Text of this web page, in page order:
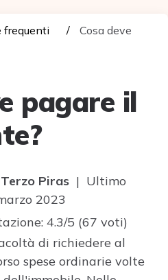
frequenti
Cosa deve
pagare il
Piras | Ultimo
2023
4.3/5 (67 voti)
di richiedere al
spese ordinarie volte